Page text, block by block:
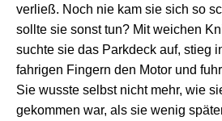
verließ. Noch nie kam sie sich so
sollte sie sonst tun? Mit weichen
suchte sie das Parkdeck auf, stieg
fahrigen Fingern den Motor und
Sie wusste selbst nicht mehr, wie
gekommen war, als sie wenig